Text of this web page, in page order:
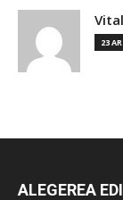
23
ALEGEREA